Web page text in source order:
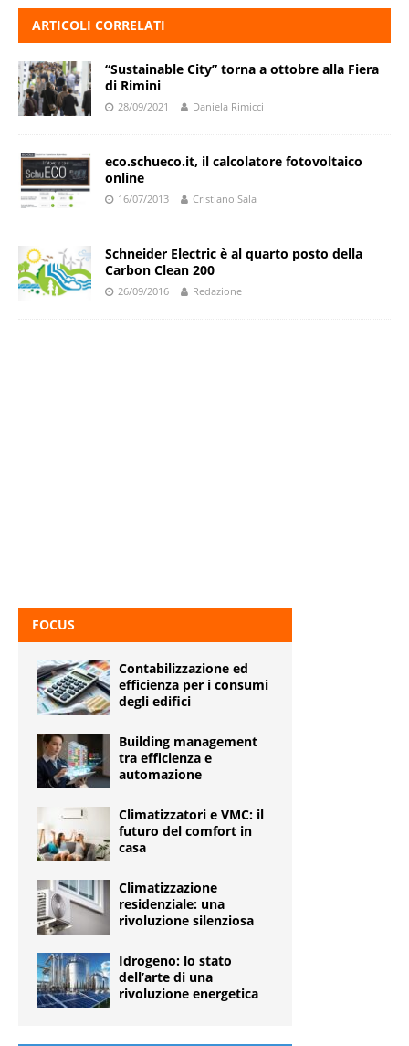
ARTICOLI CORRELATI
“Sustainable City” torna a ottobre alla Fiera
di Rimini
28/09/2021 Daniela Rimicci
eco.schueco.it, il calcolatore fotovoltaico
online
16/07/2013 Cristiano Sala
Schneider Electric è al quarto posto della
Carbon Clean 200
26/09/2016 Redazione
FOCUS
Contabilizzazione ed
efficienza per i consumi
degli edifici
Building management
tra efficienza e
automazione
Climatizzatori e VMC: il
futuro del comfort in
casa
Climatizzazione
residenziale: una
rivoluzione silenziosa
Idrogeno: lo stato
dell’arte di una
rivoluzione energetica